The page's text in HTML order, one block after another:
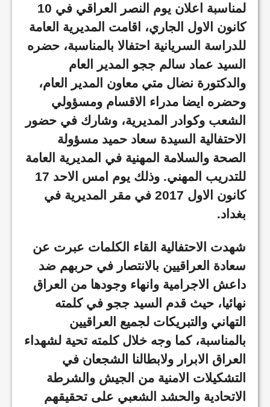
لمناسبة اعلان يوم النصر العراقي في 10
كانون الاول الجاري، اقامت المديرية العامة
للدراسة السريانية احتفالا بالمناسبة، حضره
السيد عماد سالم ججو المدير العام
والدكتورة نضال متي معاون المدير العام،
وحضره ايضا مدراء الاقسام ومسؤولي
الشعب وكوادر المديرية، وشارك في حضور
الاحتفالية السيدة سعاد حميد مسؤولة
الصحة والسلامة المهنية في المديرية العامة
للتدريب المهني. وذلك يوم امس الاحد 17
كانون الاول 2017 في مقر المديرية في
بغداد.
شهدت الاحتفالية القاء الكلمات عبرت عن
سعادة العراقيين بالانتصار في حربهم ضد
داعش الاجرامية وانهاء وجودها من العراق
نهائيا، حيث قدم السيد ججو في كلمته
التهاني والتبريكات لجميع العراقيين
بالمناسبة، كما وجه خلال كلمته تحية لشهداء
العراق الابرار ولابطالنا الشجعان في
التشكيلات الامنية من الجيش والشرطة
الاتحادية والحشد الشعبي على تحقيقهم